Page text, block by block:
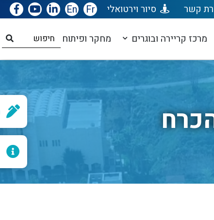
קשר סיור וירטואלי Fr
En
מרכז קריירה ובוגרים מחקר ופיתוח